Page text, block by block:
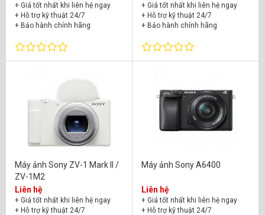
+ Giá tốt nhất khi liên hệ ngay
+ Hỗ trợ kỹ thuật 24/7
+ Bảo hành chính hãng
+ Giá tốt nhất khi liên hệ ngay
+ Hỗ trợ kỹ thuật 24/7
+ Bảo hành chính hãng
Máy ảnh Sony ZV-1 Mark II /
ZV-1M2
Liên hệ
+ Giá tốt nhất khi liên hệ ngay
+ Hỗ trợ kỹ thuật 24/7
Máy ảnh Sony A6400
Liên hệ
+ Giá tốt nhất khi liên hệ ngay
+ Hỗ trợ kỹ thuật 24/7